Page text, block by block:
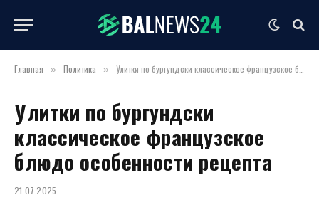
Главная » Политика » Улитки по бургундски классическое французское блюдо особенности рецепта
Улитки по бургундски
классическое французское
блюдо особенности рецепта
21.07.2025